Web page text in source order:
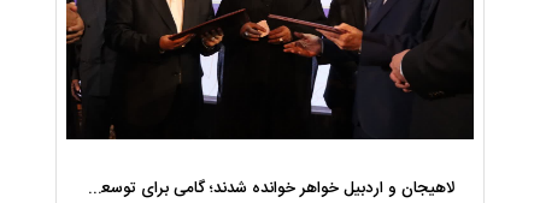
لاهیجان و اردبیل خواهر خوانده شدند؛ گامی برای توسعه دیپلماسی فرهنگی